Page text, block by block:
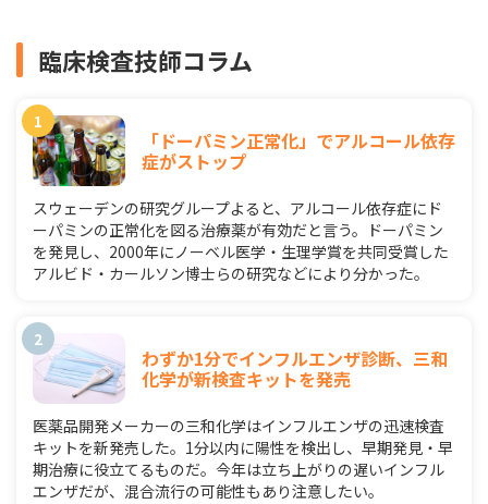
臨床検査技師コラム
「ドーパミン正常化」でアルコール依存
症がストップ
スウェーデンの研究グループよると、アルコール依存症にド
ーパミンの正常化を図る治療薬が有効だと言う。ドーパミン
を発見し、2000年にノーベル医学・生理学賞を共同受賞した
アルビド・カールソン博士らの研究などにより分かった。
わずか1分でインフルエンザ診断、三和
化学が新検査キットを発売
医薬品開発メーカーの三和化学はインフルエンザの迅速検査
キットを新発売した。1分以内に陽性を検出し、早期発見・早
期治療に役立てるものだ。今年は立ち上がりの遅いインフル
エンザだが、混合流行の可能性もあり注意したい。